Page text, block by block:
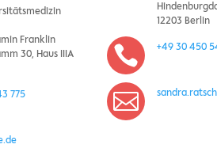
Franklin
30, Haus IIIA
775
12203 Berlin
 +49 30 450
